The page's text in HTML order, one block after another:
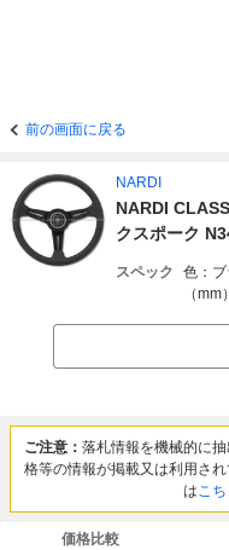
前の画面に戻る
NARDI
NARDI
クスポーク
スペック
色：
（
ご注意： 落札情報を機械的に
格等の情報が掲載又は利用さ
はこち
価格比較